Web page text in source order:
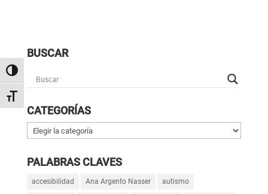
Alternar alto contraste
Alternar tamaño de letra
BUSCAR
CATEGORÍAS
Categorías
PALABRAS CLAVES
accesibilidad Ana Argento Nasser autismo